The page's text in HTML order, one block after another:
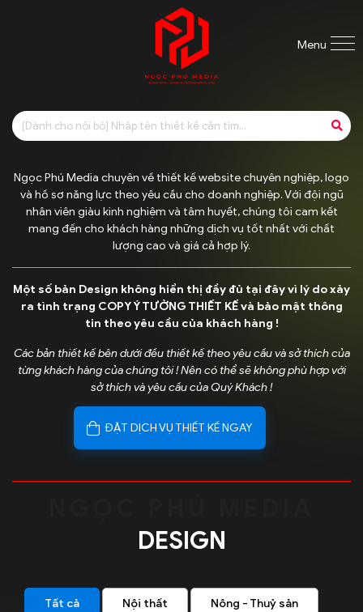
Menu
Ngọc Phú Media chuyên về thiết kế website chuyên nghiệp, logo
và hồ sơ năng lực theo yêu cầu cho doanh nghiệp. Với đội ngũ
nhân viên giàu kinh nghiệm và tâm huyết, chúng tôi cam kết
mang đến cho khách hàng những dịch vụ tốt nhất với chất
lượng cao và giá cả hợp lý.
Một số bản Design không hiển thị đầy đủ tại đây vì lý do xảy
ra tình trạng COPY Ý TƯỞNG THIẾT KẾ và bảo mật thông
tin theo yêu cầu của khách hàng !
Các bản thiết kế bên dưới đều thiết kế theo yêu cầu và sở thích của
từng khách hàng của chúng tôi ! Nên có thể sẽ không phù hợp với
sở thích và yêu cầu của Quý Khách !
ĐẶT DỊCH VỤ THIẾT KẾ NGAY
DESIGN
Tất cả Nội thất Nông - Thuỷ sản